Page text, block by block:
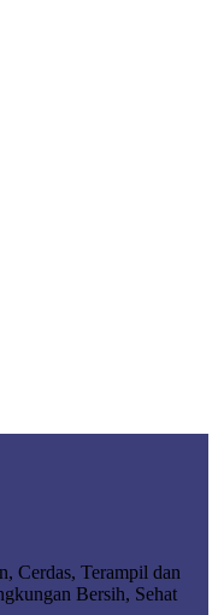
Cerdas, Terampil dan
Bersih, Sehat